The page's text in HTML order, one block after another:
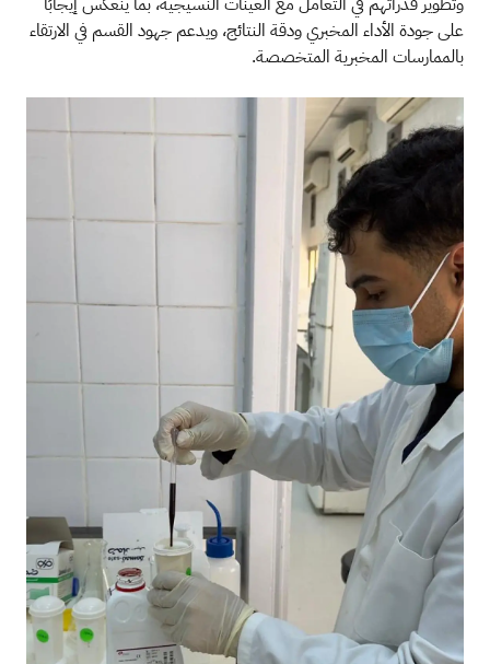
على جودة الأداء المخبري ودقة النتائج، ويدعم جهود القسم في الارتقاء
بالممارسات المخبرية المتخصصة.
الصورة